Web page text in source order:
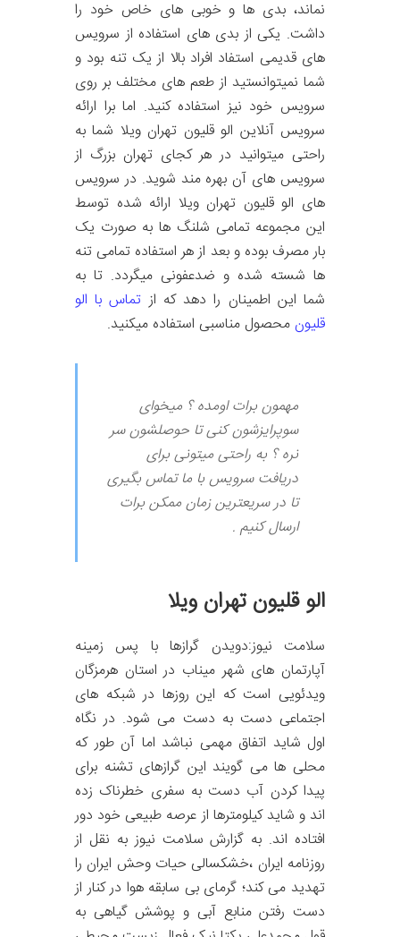
نماند، بدی ها و خوبی های خاص خود را
داشت. یکی از بدی های استفاده از سرویس
های قدیمی استفاد افراد بالا از یک تنه بود و
شما نمیتوانستید از طعم های مختلف بر روی
سرویس خود نیز استفاده کنید. اما برا ارائه
سرویس آنلاین الو قلیون تهران ویلا شما به
راحتی میتوانید در هر کجای تهران بزرگ از
سرویس های آن بهره مند شوید. در سرویس
های الو قلیون تهران ویلا ارائه شده توسط
این مجموعه تمامی شلنگ ها به صورت یک
بار مصرف بوده و بعد از هر استفاده تمامی تنه
ها شسته شده و ضدعفونی میگردد. تا به
شما این اطمینان را دهد که از تماس با الو
قلیون محصول مناسبی استفاده میکنید.
مهمون برات اومده ؟ میخوای
سوپرایزشون کنی تا حوصلشون سر
نره ؟ به راحتی میتونی برای
دریافت سرویس با ما تماس بگیری
تا در سریعترین زمان ممکن برات
ارسال کنیم .
الو قلیون تهران ویلا
سلامت نیوز:دویدن گرازها با پس زمینه
آپارتمان های شهر میناب در استان هرمزگان
ویدئویی است که این روزها در شبکه های
اجتماعی دست به دست می شود. در نگاه
اول شاید اتفاق مهمی نباشد اما آن طور که
محلی ها می گویند این گرازهای تشنه برای
پیدا کردن آب دست به سفری خطرناک زده
اند و شاید کیلومترها از عرصه طبیعی خود دور
افتاده اند. به گزارش سلامت نیوز به نقل از
روزنامه ایران ،خشکسالی حیات وحش ایران را
تهدید می کند؛ گرمای بی سابقه هوا در کنار از
دست رفتن منابع آبی و پوشش گیاهی به